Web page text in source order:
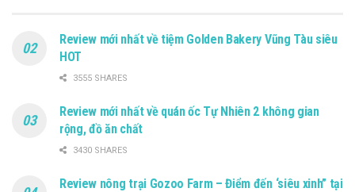
Review mới nhất về tiệm Golden Bakery Vũng Tàu siêu
HOT
3555 SHARES
Review mới nhất về quán ốc Tự Nhiên 2 không gian
rộng, đồ ăn chất
3430 SHARES
Review nông trại Gozoo Farm – Điểm đến ‘siêu xinh” tại